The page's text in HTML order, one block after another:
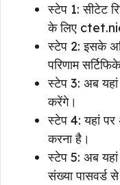
स्टेप 1: सीटेट
के लिए
स्टेप 2: इसके
परिणाम
स्टेप 3: अब
करेंगे।
स्टेप 4: यहां
करना है।
स्टेप 5: अब
संख्या पासवर्ड